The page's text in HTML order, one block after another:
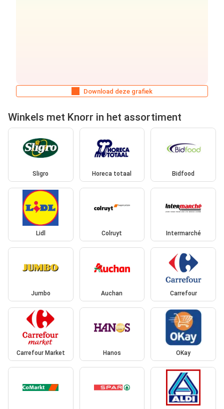
Download deze grafiek
Winkels met Knorr in het assortiment
Sligro Horeca totaal Bidfood
Lidl Colruyt Intermarché
Jumbo Auchan Carrefour
Carrefour Market Hanos OKay